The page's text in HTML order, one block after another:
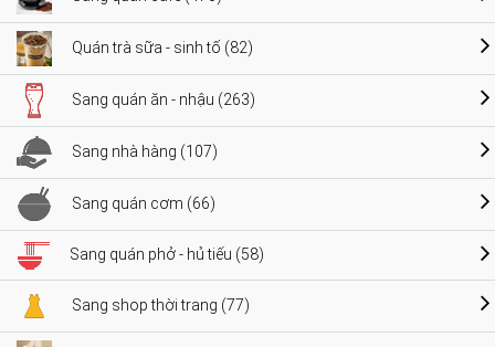
Quán trà sữa - sinh tố (82)
Sang quán ăn - nhậu (263)
Sang nhà hàng (107)
Sang quán cơm (66)
Sang quán phở - hủ tiếu (58)
Sang shop thời trang (77)